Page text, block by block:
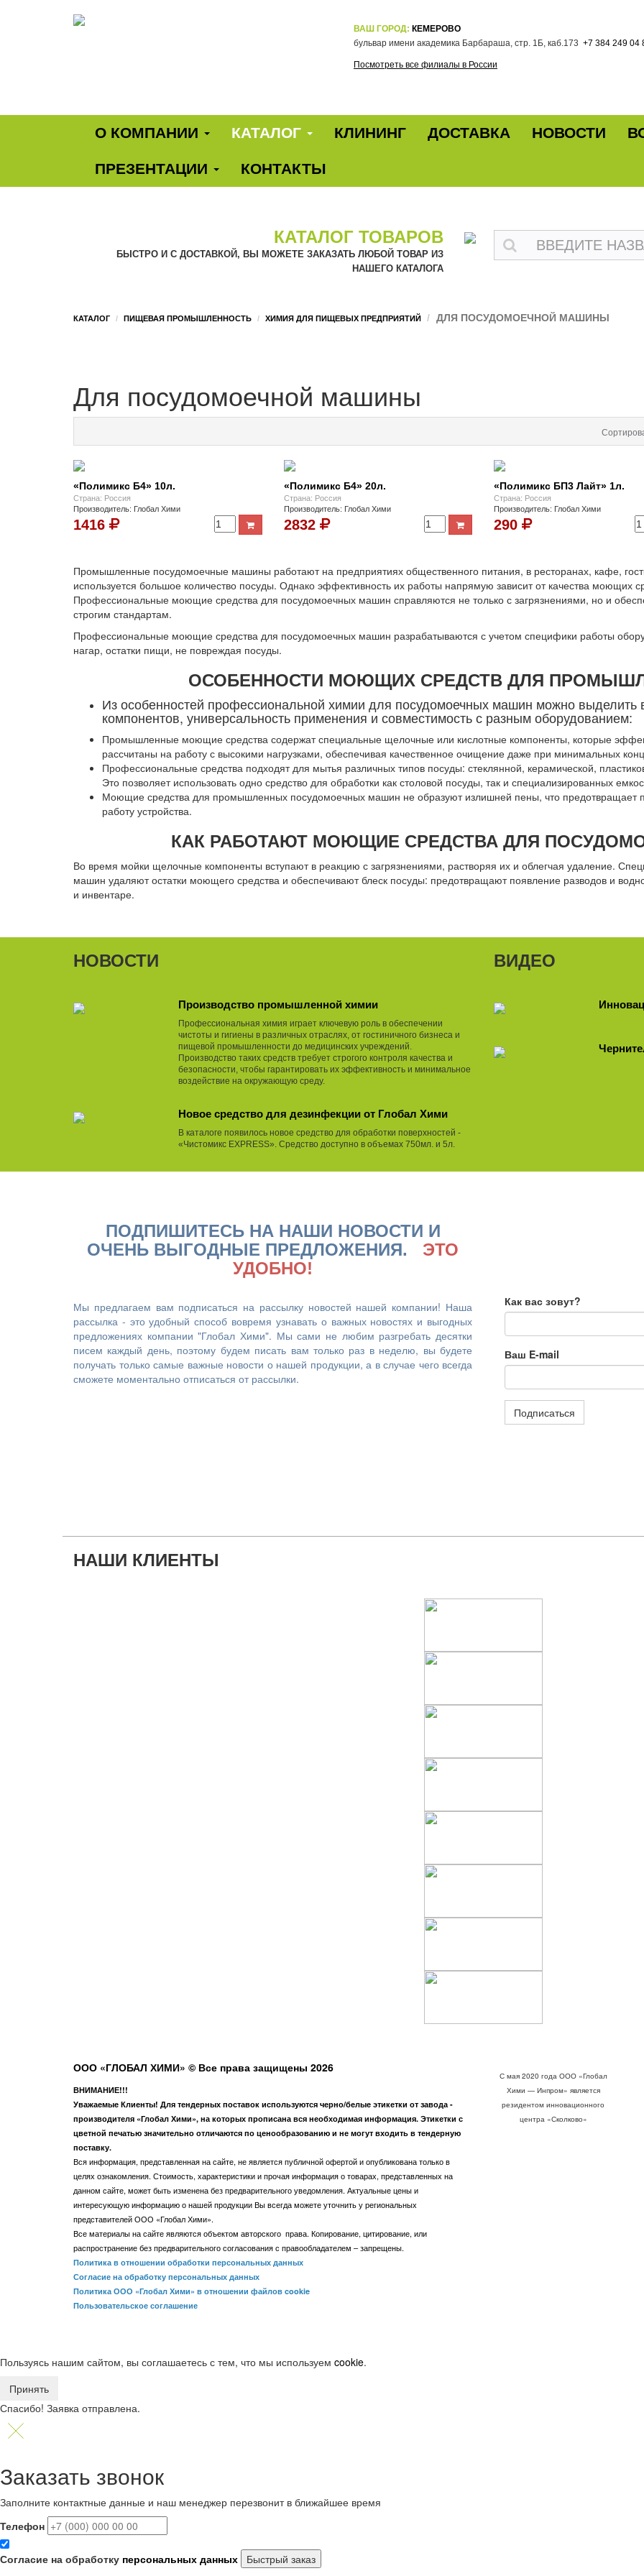
ВАШ ГОРОД: КЕМЕРОВО
бульвар имени академика Барбараша, стр. 1Б, каб.173 +7 384 249 04
Посмотреть все филиалы в России
O КОМПАНИИ КАТАЛОГ КЛИНИНГ ДОСТАВКА НОВОСТИ
ПРЕЗЕНТАЦИИ КОНТАКТЫ
КАТАЛОГ ТОВАРОВ
БЫСТРО И С ДОСТАВКОЙ, ВЫ МОЖЕТЕ ЗАКАЗАТЬ ЛЮБОЙ ТОВАР ИЗ
НАШЕГО КАТАЛОГА
КАТАЛОГ ПИЩЕВАЯ ПРОМЫШЛЕННОСТЬ ХИМИЯ ДЛЯ ПИЩЕВЫХ ПРЕДПРИЯТИЙ ДЛЯ ПОСУДОМОЕЧНОЙ МАШИНЫ
Для посудомоечной машины
«Полимикс Б4» 10л.
Страна: Россия
Производитель: Глобал Хими
1416
«Полимикс Б4» 20л.
Страна: Россия
Производитель: Глобал Хими
2832
«Полимикс БП3 Лайт» 1л.
Страна: Россия
Производитель: Глобал Хими
290
Промышленные посудомоечные машины работают на предприятиях общественного питания, в ресторанах, кафе,
используется большое количество посуды. Однако эффективность их работы напрямую зависит от качества моющих
Профессиональные моющие средства для посудомоечных машин справляются не только с загрязнениями, но и
строгим стандартам.
Профессиональные моющие средства для посудомоечных машин разрабатываются с учетом специфики работы
нагар, остатки пищи, не повреждая посуды.
ОСОБЕННОСТИ МОЮЩИХ СРЕДСТВ ДЛЯ
Из особенностей профессиональной химии для посудомоечных машин можно выделить
компонентов, универсальность применения и совместимость с разным оборудованием:
Промышленные моющие средства содержат специальные щелочные или кислотные компоненты, которые
рассчитаны на работу с высокими нагрузками, обеспечивая качественное очищение даже при минимальных
Профессиональные средства подходят для мытья различных типов посуды: стеклянной, керамической,
Это позволяет использовать одно средство для обработки как столовой посуды, так и специализированных
Моющие средства для промышленных посудомоечных машин не образуют излишней пены, что предотвращает
работу устройства.
КАК РАБОТАЮТ МОЮЩИЕ СРЕДСТВА ДЛЯ
Во время мойки щелочные компоненты вступают в реакцию с загрязнениями, растворяя их и облегчая удаление.
машин удаляют остатки моющего средства и обеспечивают блеск посуды: предотвращают появление разводов и
и инвентаре.
НОВОСТИ
Производство промышленной химии
Профессиональная химия играет ключевую роль в обеспечении
чистоты и гигиены в различных отраслях, от гостиничного бизнеса и
пищевой промышленности до медицинских учреждений.
Производство таких средств требует строгого контроля качества и
безопасности, чтобы гарантировать их эффективность и минимальное
воздействие на окружающую среду.
Новое средство для дезинфекции от Глобал Хими
В каталоге появилось новое средство для обработки поверхностей -
«Чистомикс EXPRESS». Средство доступно в объемах 750мл. и 5л.
ВИДЕО
ПОДПИШИТЕСЬ НА НАШИ НОВОСТИ И
ОЧЕНЬ ВЫГОДНЫЕ ПРЕДЛОЖЕНИЯ.
ЭТО
УДОБНО!
Мы предлагаем вам подписаться на рассылку новостей нашей компании! Наша
рассылка - это удобный способ вовремя узнавать о важных новостях и выгодных
предложениях компании "Глобал Хими". Мы сами не любим разгребать десятки
писем каждый день, поэтому будем писать вам только раз в неделю, вы будете
получать только самые важные новости о нашей продукции, а в случае чего всегда
сможете моментально отписаться от рассылки.
Как вас зовут?
Ваш E-mail
Подписаться
НАШИ КЛИЕНТЫ
ООО «ГЛОБАЛ ХИМИ» © Все права защищены 2026
ВНИМАНИЕ!!!
Уважаемые Клиенты! Для тендерных поставок используются черно/белые этикетки от завода -
производителя «Глобал Хими», на которых прописана вся необходимая информация. Этикетки с
цветной печатью значительно отличаются по ценообразованию и не могут входить в тендерную
поставку.
Вся информация, представленная на сайте, не является публичной офертой и опубликована только в
целях ознакомления. Стоимость, характеристики и прочая информация о товарах, представленных на
данном сайте, может быть изменена без предварительного уведомления. Актуальные цены и
интересующую информацию о нашей продукции Вы всегда можете уточнить у региональных
представителей ООО «Глобал Хими».
Все материалы на сайте являются объектом авторского права. Копирование, цитирование, или
распространение без предварительного согласования с правообладателем – запрещены.
Политика в отношении обработки персональных данных
Согласие на обработку персональных данных
Политика ООО «Глобал Хими» в отношении файлов cookie
Пользовательское соглашение
С мая 2020 года ООО «Глобал
Хими — Инпром» является
резидентом инновационного
центра «Сколково»
Пользуясь нашим сайтом, вы соглашаетесь с тем, что мы используем cookie.
Принять
Спасибо! Заявка отправлена.
Заказать звонок
Заполните контактные данные и наш менеджер перезвонит в ближайшее время
Телефон
Согласие на обработку персональных данных